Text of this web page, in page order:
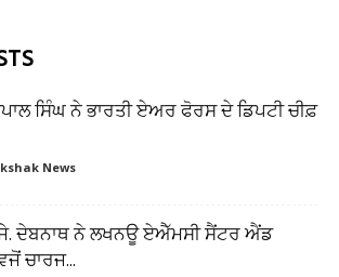
ਸਿੰਘ ਨੇ ਭਾਰਤੀ ਏਅਰ ਫੋਰਸ ਦੇ ਡਿਪਟੀ ਚੀਫ਼
News
ਦੇਬਨਾਥ ਨੇ ਲਖਨਊ ਏਐੱਮਸੀ ਸੈਂਟਰ ਐਂਡ
ਚਾਰਜ...